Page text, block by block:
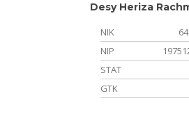
Desy Heriza
NIK
NIP
STAT
GTK